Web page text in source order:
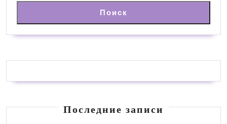
Поиск
Последние записи